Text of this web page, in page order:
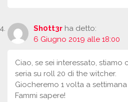
Sh0tt3r ha detto:
6 Giugno 2019 alle 18:00
Ciao, se sei interessato,
seria su roll 20 di the witcher.
Giocheremo 1 volta a
Fammi sapere!